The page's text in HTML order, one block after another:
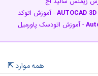
AUTOCAD- آموزش اتوکد
- آموزش اتودسک پاورمیل
همه موارد